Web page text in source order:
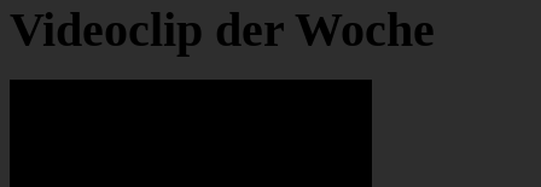
Videoclip der Woche